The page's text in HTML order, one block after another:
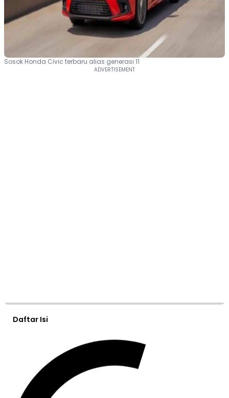
Sosok Honda Civic terbaru alias generasi 11
Daftar Isi